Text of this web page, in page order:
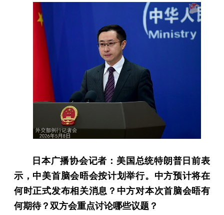
日本广播协会记者：美国总统特朗普日前表
示，中美首脑会晤会按计划举行。中方预计将在
何时正式发布相关消息？中方对本次首脑会晤有
何期待？双方会重点讨论哪些议题？